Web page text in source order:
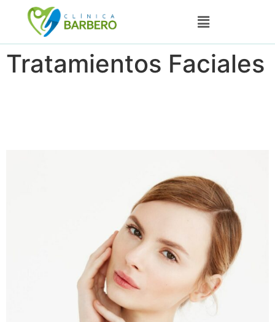
Tratamientos Faciales